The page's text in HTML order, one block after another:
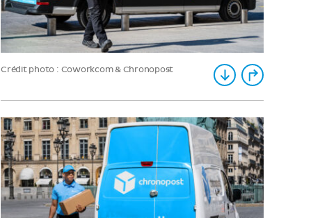
Crédit photo : Coworkcom & Chronopost